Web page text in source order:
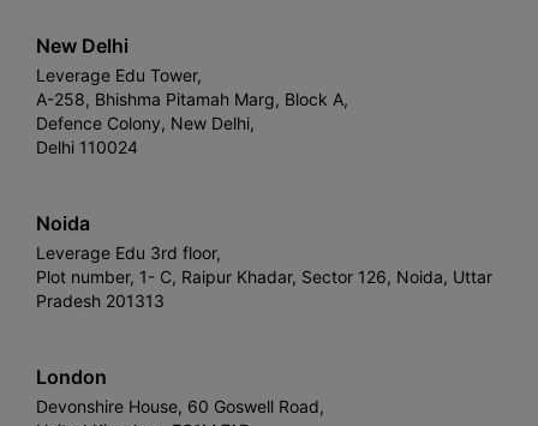
New Delhi
Leverage Edu Tower,
A-258, Bhishma Pitamah Marg, Block A,
Defence Colony, New Delhi,
Delhi 110024
Noida
Leverage Edu 3rd floor,
Plot number, 1- C, Raipur Khadar, Sector 126, Noida, Uttar
Pradesh 201313
London
Devonshire House, 60 Goswell Road,